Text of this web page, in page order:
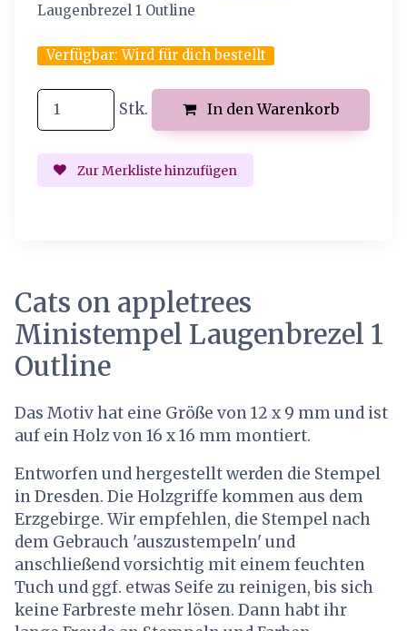
Laugenbrezel 1 Outline
Verfügbar:Wird für dich bestellt
Stk. In den Warenkorb
Zur Merkliste hinzufügen
Cats on appletrees
Ministempel Laugenbrezel 1
Outline
Das Motiv hat eine Größe von 12 x 9 mm und ist
auf ein Holz von 16 x 16 mm montiert.
Entworfen und hergestellt werden die Stempel
in Dresden. Die Holzgriffe kommen aus dem
Erzgebirge. Wir empfehlen, die Stempel nach
dem Gebrauch 'auszustempeln' und
anschließend vorsichtig mit einem feuchten
Tuch und ggf. etwas Seife zu reinigen, bis sich
keine Farbreste mehr lösen. Dann habt ihr